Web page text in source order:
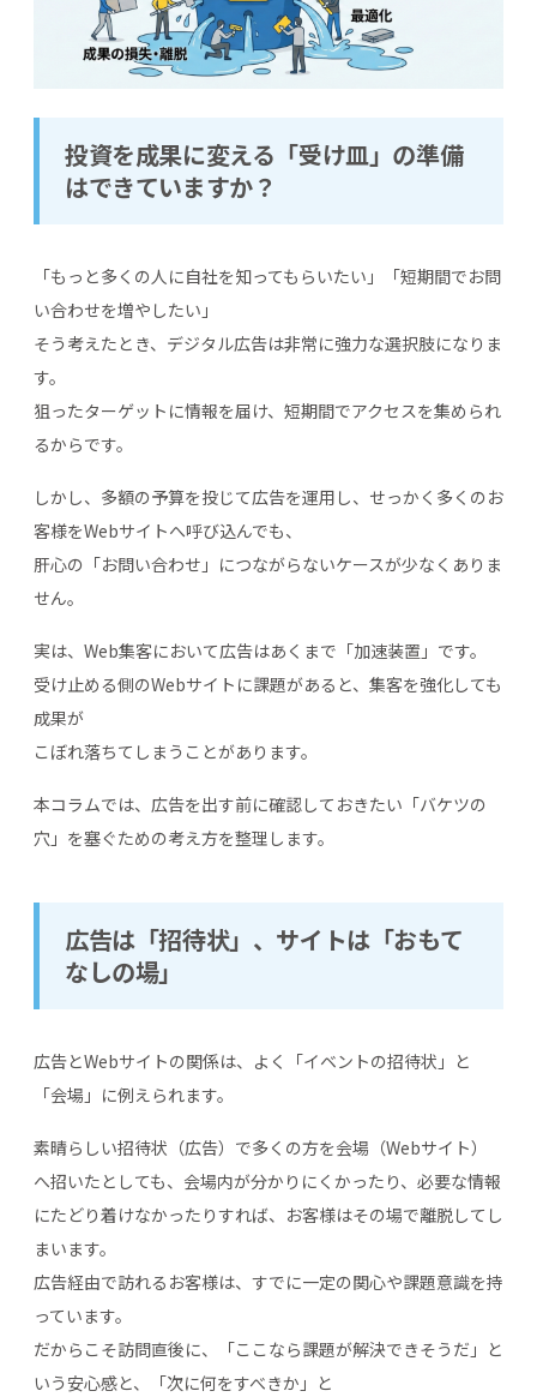
投資を成果に変える「受け皿」の準備
はできていますか？
「もっと多くの人に自社を知ってもらいたい」「短期間でお問
い合わせを増やしたい」
そう考えたとき、デジタル広告は非常に強力な選択肢になりま
す。
狙ったターゲットに情報を届け、短期間でアクセスを集められ
るからです。
しかし、多額の予算を投じて広告を運用し、せっかく多くのお
客様をWebサイトへ呼び込んでも、
肝心の「お問い合わせ」につながらないケースが少なくありま
せん。
実は、Web集客において広告はあくまで「加速装置」です。
受け止める側のWebサイトに課題があると、集客を強化しても
成果が
こぼれ落ちてしまうことがあります。
本コラムでは、広告を出す前に確認しておきたい「バケツの
穴」を塞ぐための考え方を整理します。
広告は「招待状」、サイトは「おもて
なしの場」
広告とWebサイトの関係は、よく「イベントの招待状」と
「会場」に例えられます。
素晴らしい招待状（広告）で多くの方を会場（Webサイト）
へ招いたとしても、会場内が分かりにくかったり、必要な情報
にたどり着けなかったりすれば、お客様はその場で離脱してし
まいます。
広告経由で訪れるお客様は、すでに一定の関心や課題意識を持
っています。
だからこそ訪問直後に、「ここなら課題が解決できそうだ」と
いう安心感と、「次に何をすべきか」と